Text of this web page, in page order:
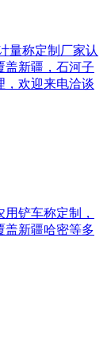
量称定制厂家认
盖新疆，石河子
，欢迎来电洽谈
铲车称定制，
盖新疆哈密等多